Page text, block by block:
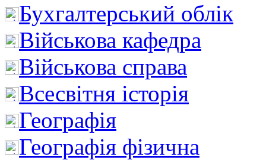
Бухгалтерський облік
Військова кафедра
Військова справа
Всесвітня історія
Географія
Географія фізична